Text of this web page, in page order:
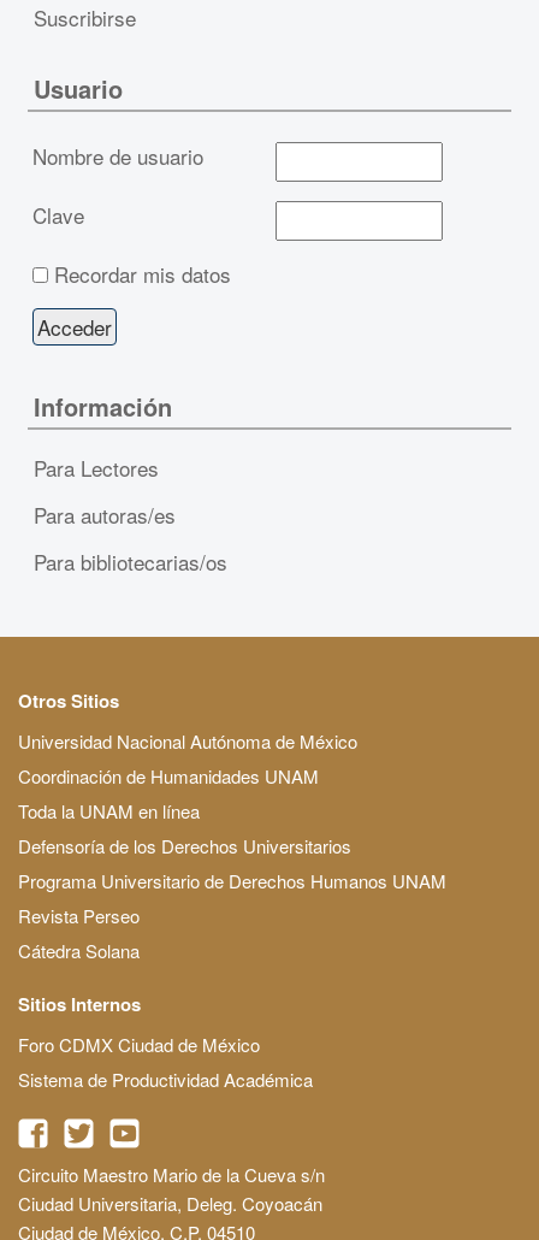
Suscribirse
Usuario
Nombre de usuario
Clave
Recordar mis datos
Información
Para Lectores
Para autoras/es
Para bibliotecarias/os
Otros Sitios
Universidad Nacional Autónoma de México
Coordinación de Humanidades UNAM
Toda la UNAM en línea
Defensoría de los Derechos Universitarios
Programa Universitario de Derechos Humanos UNAM
Revista Perseo
Cátedra Solana
Sitios Internos
Foro CDMX Ciudad de México
Sistema de Productividad Académica
Circuito Maestro Mario de la Cueva s/n
Ciudad Universitaria, Deleg. Coyoacán
Ciudad de México, C.P. 04510